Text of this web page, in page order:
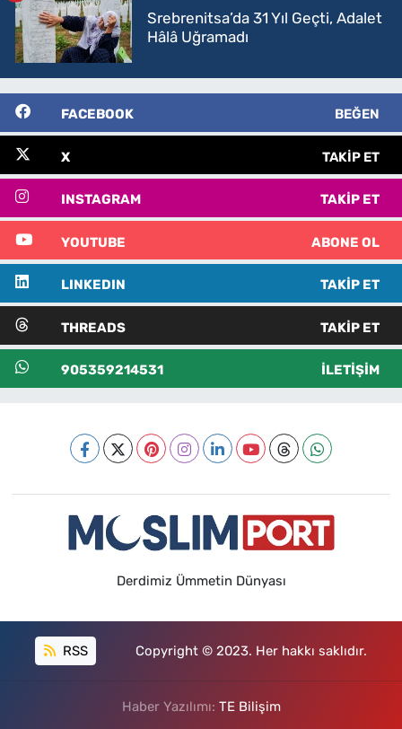
Srebrenitsa’da 31 Yıl Geçti, Adalet
Hâlâ Uğramadı
FACEBOOK BEĞEN
X TAKIP ET
INSTAGRAM TAKIP ET
YOUTUBE ABONE OL
LINKEDIN TAKIP ET
THREADS TAKIP ET
905359214531 İLETIŞIM
Derdimiz Ümmetin Dünyası
RSS Copyright © 2023. Her hakkı saklıdır.
Haber Yazılımı: TE Bilişim